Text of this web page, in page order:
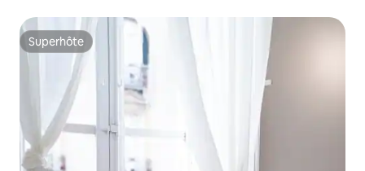
Superhôte
Superhôte